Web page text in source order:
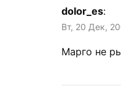
dolor_es:
Вт, 20 Дек,
Марго не